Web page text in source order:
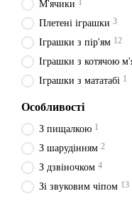
М'ячики 1
Плетені іграшки 3
Іграшки з пір'ям 12
Іграшки з котячою
Іграшки з мататабі 1
Особливості
З пищалкою 1
З шарудінням 2
З дзвіночком 4
Зі звуковим чіпом 13